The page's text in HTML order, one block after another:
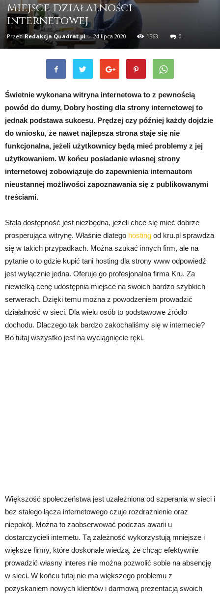
Miejsce działalności
internetowej
Przez Redakcja Quadrat.pl - 24 lipca 2020 1563 0
Świetnie wykonana witryna internetowa to z pewnością
powód do dumy, Dobry hosting dla strony internetowej to
jednak podstawa sukcesu. Prędzej czy później każdy dojdzie
do wniosku, że nawet najlepsza strona staje się nie
funkcjonalna, jeżeli użytkownicy będą mieć problemy z jej
użytkowaniem. W końcu posiadanie własnej strony
internetowej zobowiązuje do zapewnienia internautom
nieustannej możliwości zapoznawania się z publikowanymi
treściami.
Stała dostępność jest niezbędna, jeżeli chce się mieć dobrze
prosperująca witrynę. Właśnie dlatego hosting od kru.pl sprawdza
się w takich przypadkach. Można szukać innych firm, ale na
pytanie o to gdzie kupić tani hosting dla strony www odpowiedź
jest wyłącznie jedna. Oferuje go profesjonalna firma Kru. Za
niewielką cenę udostępnia miejsce na swoich bardzo szybkich
serwerach. Dzięki temu można z powodzeniem prowadzić
działalność w sieci. Dla wielu osób to podstawowe źródło
dochodu. Dlaczego tak bardzo zakochaliśmy się w internecie?
Bo tutaj wszystko jest na wyciągnięcie ręki.
Większość społeczeństwa jest uzależniona od szperania w sieci i
bez stałego łącza internetowego czuje rozdrażnienie oraz
niepokój. Można to zaobserwować podczas awarii u
dostarczycieli internetu. Tą zależność wykorzystują mniejsze i
większe firmy, które doskonale wiedzą, że chcąc efektywnie
prowadzić własny interes nie można pozwolić sobie na absencję
w sieci. W końcu tutaj nie ma większego problemu z
pozyskaniem nowych klientów i darmową prezentacją swoich